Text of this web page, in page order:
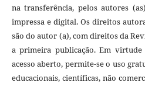
na transferência, pelos autores
impressa e digital. Os direitos
são do autor (a), com direitos da
a primeira publicação. Em
acesso aberto, permite-se o uso
educacionais, científicas, não